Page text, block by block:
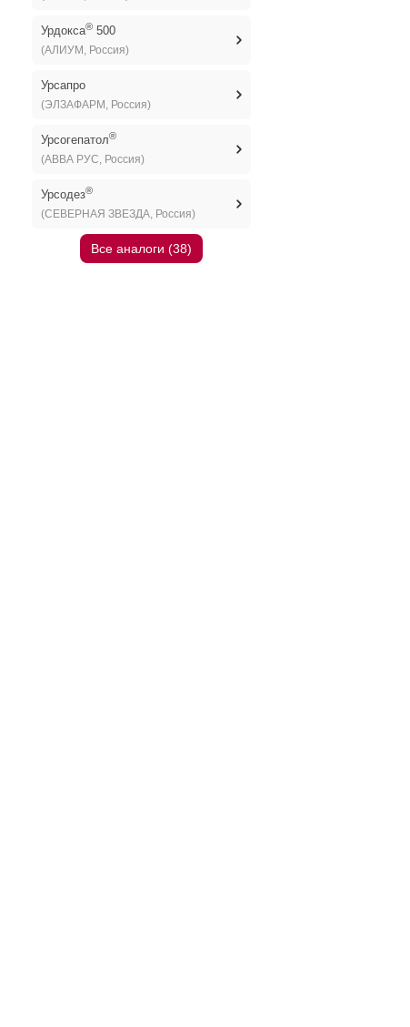
Урдокса®500
(АЛИУМ, Россия)
Урсапро
(ЭЛЗАФАРМ, Россия)
Урсогепатол®
(АВВА РУС, Россия)
Урсодез®
(СЕВЕРНАЯ ЗВЕЗДА, Россия)
Все аналоги (38)